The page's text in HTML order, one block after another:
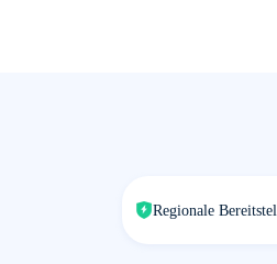
Regionale